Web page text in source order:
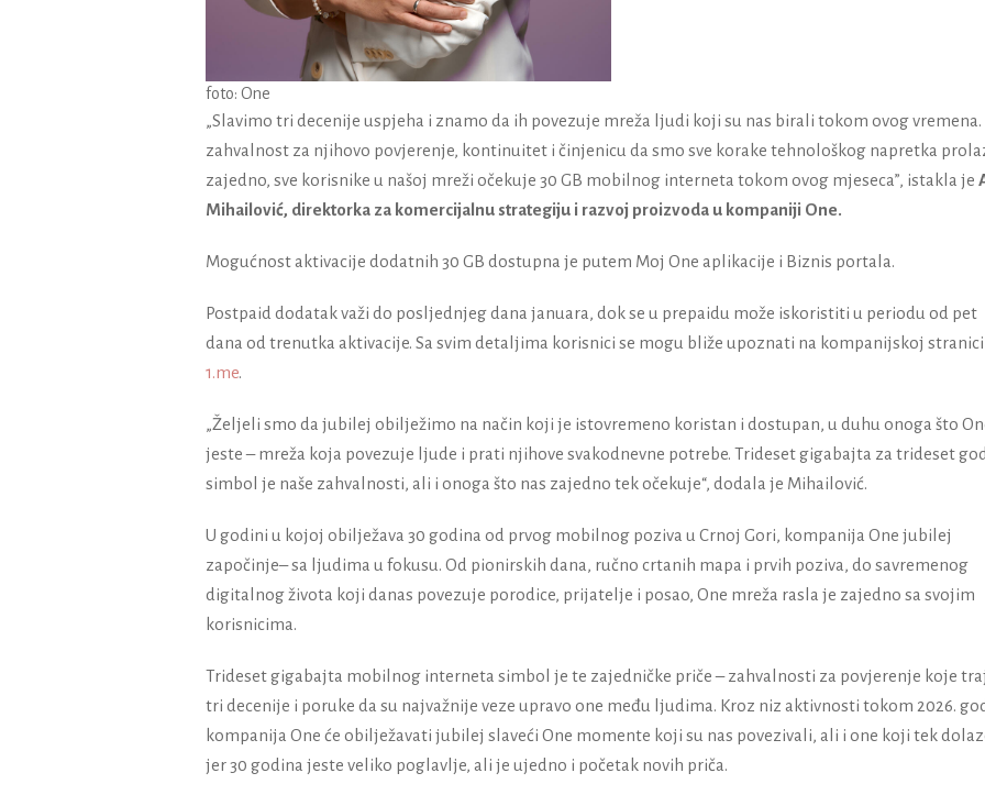
foto: One
„Slavimo tri decenije uspjeha i znamo da ih povezuje mreža ljudi koji su nas birali tokom ovog vremena.
zahvalnost za njihovo povjerenje, kontinuitet i činjenicu da smo sve korake tehnološkog napretka
zajedno, sve korisnike u našoj mreži očekuje 30 GB mobilnog interneta tokom ovog mjeseca”, istakla je
Mihailović, direktorka za komercijalnu strategiju i razvoj proizvoda u kompaniji One.
Mogućnost aktivacije dodatnih 30 GB dostupna je putem Moj One aplikacije i Biznis portala.
Postpaid dodatak važi do posljednjeg dana januara, dok se u prepaidu može iskoristiti u periodu od pet
dana od trenutka aktivacije. Sa svim detaljima korisnici se mogu bliže upoznati na kompanijskoj stranici
1.me.
„Željeli smo da jubilej obilježimo na način koji je istovremeno koristan i dostupan, u duhu onoga što
jeste – mreža koja povezuje ljude i prati njihove svakodnevne potrebe. Trideset gigabajta za trideset
simbol je naše zahvalnosti, ali i onoga što nas zajedno tek očekuje“, dodala je Mihailović.
U godini u kojoj obilježava 30 godina od prvog mobilnog poziva u Crnoj Gori, kompanija One jubilej
započinje– sa ljudima u fokusu. Od pionirskih dana, ručno crtanih mapa i prvih poziva, do savremenog
digitalnog života koji danas povezuje porodice, prijatelje i posao, One mreža rasla je zajedno sa svojim
korisnicima.
Trideset gigabajta mobilnog interneta simbol je te zajedničke priče – zahvalnosti za povjerenje koje
tri decenije i poruke da su najvažnije veze upravo one među ljudima. Kroz niz aktivnosti tokom 2026.
kompanija One će obilježavati jubilej slaveći One momente koji su nas povezivali, ali i one koji tek
jer 30 godina jeste veliko poglavlje, ali je ujedno i početak novih priča.